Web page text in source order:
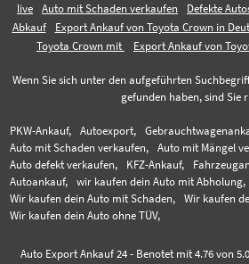
live
Auto mit Schaden verkaufen Defekte
Abkauf
Export Ankauf von Toyota Crown in
Toyota Crown mit
Export Ankauf von
Wenn Sie sich unter den aufgeführten
gefunden haben, sind Sie
PKW-Ankauf, Autoexport,
Auto mit Schaden verkaufen,
Auto mit Mängel
Auto defekt verkaufen,
KFZ-Ankauf,
Autoankauf,
wir kaufen dein Auto mit Abholung,
Wir kaufen dein Auto mit Schaden,
Wir kaufen
Wir kaufen dein Auto ohne TÜV,
Auto Export Ankauf 24- Benotet mit 4.76von